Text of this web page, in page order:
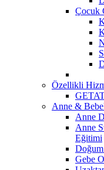
Çocuk
Özellikli
Anne &
Anne
Anne
Eğitimi
Gebe